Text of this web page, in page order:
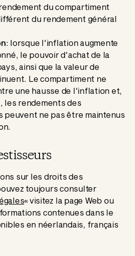
du compartiment
du rendement général
: lorsque l'inflation augmente
le pouvoir d'achat de la
ainsi que la valeur de
Le compartiment ne
une hausse de l'inflation et,
les rendements des
peuvent ne pas être maintenus
sur les droits des
toujours consulter
« visitez la page Web ou
contenues dans le
en néerlandais, français